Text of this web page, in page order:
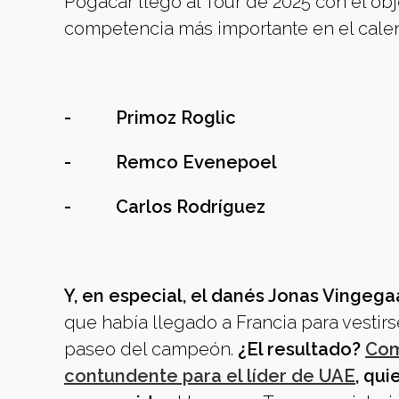
competencia más importante en el
- Primoz Roglic
- Remco Evenepoel
- Carlos Rodríguez
Y, en especial, el danés Jonas
que había llegado a Francia para
paseo del campeón. ¿El resultado?
contundente para el líder de UAE,